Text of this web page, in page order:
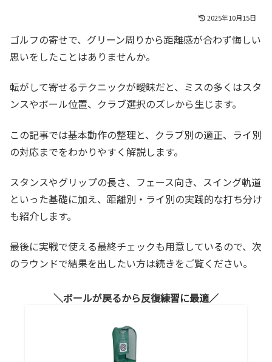
2025年10月15日
ゴルフの寄せで、グリーン周りから距離感が合わず悔しい
思いをしたことはありませんか。
転がして寄せるテクニックが曖昧だと、ミスの多くはスタ
ンスやボール位置、クラブ選択のズレから生じます。
この記事では基本動作の整理と、クラブ別の適正、ライ別
の対応までをわかりやすく解説します。
スタンスやグリップの長さ、フェース向き、スイング軌道
といった基礎に加え、距離別・ライ別の実践的な打ち分け
も紹介します。
最後に実戦で使える最終チェックも用意しているので、次
のラウンドで結果を出したい方は続きをご覧ください。
ボールが戻るから反復練習に最適